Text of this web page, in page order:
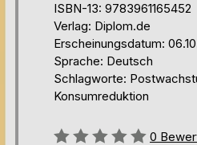
ISBN-13: 9783961165452
Verlag: Diplom.de
Erscheinungsdatum:
Sprache: Deutsch
Schlagworte:
Konsumreduktion
Bewertung::
0